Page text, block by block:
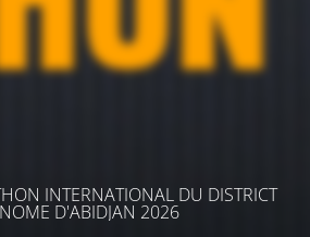
INTERNATIONAL DU DISTRICT
D'ABIDJAN 2026